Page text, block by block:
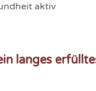
aktiv
langes